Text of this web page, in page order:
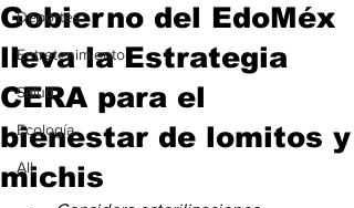
Deportes
Entretenimiento
Salud
Ecología
All
Gobierno del EdoMéx
lleva la Estrategia
CERA para el
bienestar de lomitos y
michis